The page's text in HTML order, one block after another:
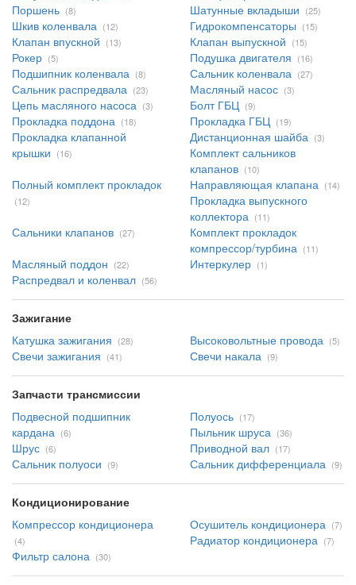
Поршень (8) Шатунные вкладыши (25)
Шкив коленвала (12) Гидрокомпенсаторы (15)
Клапан впускной (13) Клапан выпускной (15)
Рокер (5) Подушка двигателя (16)
Подшипник коленвала (8) Сальник коленвала (27)
Сальник распредвала (23) Масляный насос (3)
Цепь масляного насоса (3) Болт ГБЦ (9)
Прокладка поддона (18) Прокладка ГБЦ (19)
Прокладка клапанной
крышки (16)
Дистанционная шайба (3)
Комплект сальников
клапанов (10)
Полный комплект прокладок
(12)
Направляющая клапана (14)
Прокладка выпускного
коллектора (11)
Сальники клапанов (27)
Комплект прокладок
компрессор/турбина (11)
Масляный поддон (22) Интеркулер (1)
Распредвал и коленвал (56)
Зажигание
Катушка зажигания (28) Высоковольтные провода (5)
Свечи зажигания (41) Свечи накала (9)
Запчасти трансмиссии
Подвесной подшипник
кардана (6)
Полуось (17)
Пыльник шруса (36)
Шрус (6) Приводной вал (17)
Сальник полуоси (9) Сальник дифференциала (9)
Кондиционирование
Компрессор кондиционера
(4)
Осушитель кондиционера (7)
Радиатор кондиционера (7)
Фильтр салона (30)